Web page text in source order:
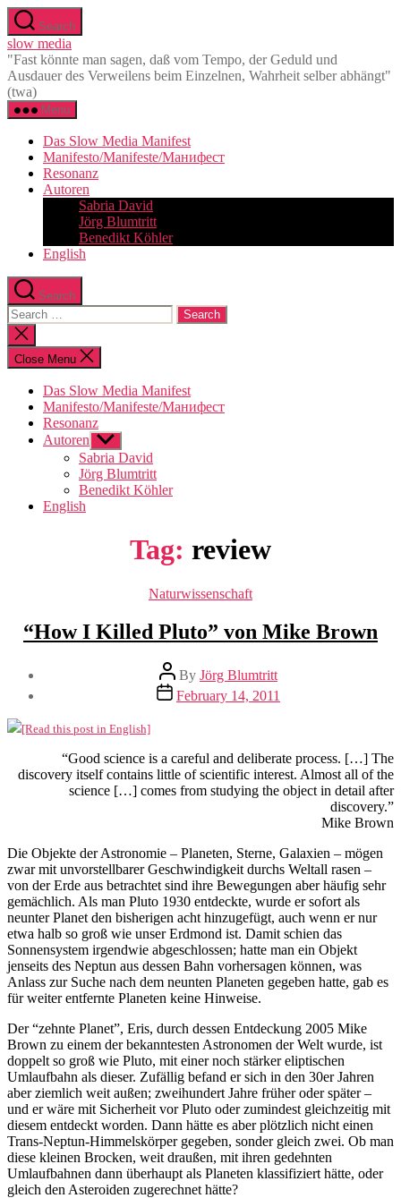
Skip
to
the
content
Search
slow media
"Fast könnte man sagen, daß vom Tempo, der Geduld und
Ausdauer des Verweilens beim Einzelnen, Wahrheit selber abhängt"
(twa)
Menu
Das Slow Media Manifest
Manifesto/Manifeste/Манифест
Resonanz
Autoren
Sabria David
Jörg Blumtritt
Benedikt Köhler
English
Search
Search
for:
Close
search
Close Menu
Das Slow Media Manifest
Manifesto/Manifeste/Манифест
Resonanz
Autoren Show
sub
menu
Sabria David
Jörg Blumtritt
Benedikt Köhler
English
Tag: review
Categories
Naturwissenschaft
“How I Killed Pluto” von Mike Brown
Post
author
By Jörg Blumtritt
Post
date
February 14, 2011
[Read this post in English]
“Good science is a careful and deliberate process. […] The
discovery itself contains little of scientific interest. Almost all of the
science […] comes from studying the object in detail after
discovery.”
Mike Brown
Die Objekte der Astronomie – Planeten, Sterne, Galaxien – mögen
zwar mit unvorstellbarer Geschwindigkeit durchs Weltall rasen –
von der Erde aus betrachtet sind ihre Bewegungen aber häufig sehr
gemächlich. Als man Pluto 1930 entdeckte, wurde er sofort als
neunter Planet den bisherigen acht hinzugefügt, auch wenn er nur
etwa halb so groß wie unser Erdmond ist. Damit schien das
Sonnensystem irgendwie abgeschlossen; hatte man ein Objekt
jenseits des Neptun aus dessen Bahn vorhersagen können, was
Anlass zur Suche nach dem neunten Planeten gegeben hatte, gab es
für weiter entfernte Planeten keine Hinweise.
Der “zehnte Planet”, Eris, durch dessen Entdeckung 2005 Mike
Brown zu einem der bekanntesten Astronomen der Welt wurde, ist
doppelt so groß wie Pluto, mit einer noch stärker eliptischen
Umlaufbahn als dieser. Zufällig befand er sich in den 30er Jahren
aber ziemlich weit außen; zweihundert Jahre früher oder später –
und er wäre mit Sicherheit vor Pluto oder zumindest gleichzeitig mit
diesem entdeckt worden. Dann hätte es aber plötzlich nicht einen
Trans-Neptun-Himmelskörper gegeben, sonder gleich zwei. Ob man
diese kleinen Brocken, weit draußen, mit ihren gedehnten
Umlaufbahnen dann überhaupt als Planeten klassifiziert hätte, oder
gleich den Asteroiden zugerechnet hätte?